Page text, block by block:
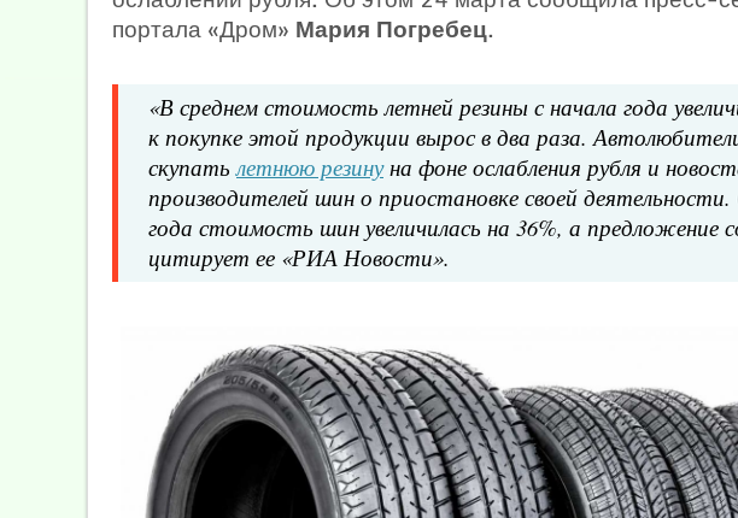
портала «Дром» Мария Погребец.
«В среднем стоимость летней резины с начала года
к покупке этой продукции вырос в два раза.
скупатьлетнюю резинуна фоне ослабления рубля и
производителей шин о приостановке своей
года стоимость шин увеличилась на 36%, а предложение
цитирует ее «РИА Новости».